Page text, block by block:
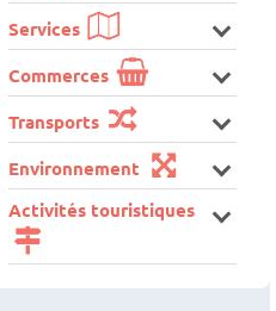
Services
Commerces
Transports
Environnement
Activités touristiques